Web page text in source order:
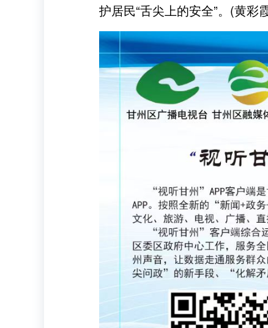
护居民“舌尖上的安全”。(黄彩